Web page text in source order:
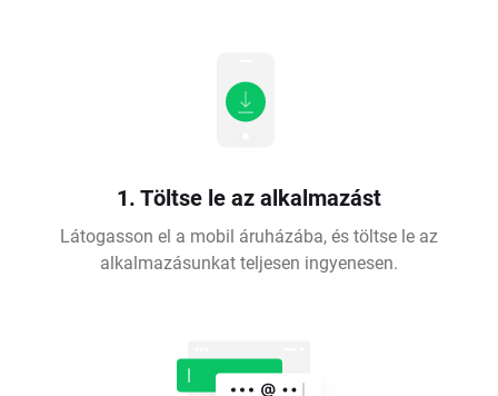
1. Töltse le az alkalmazást
Látogasson el a mobil áruházába, és töltse le az
alkalmazásunkat teljesen ingyenesen.